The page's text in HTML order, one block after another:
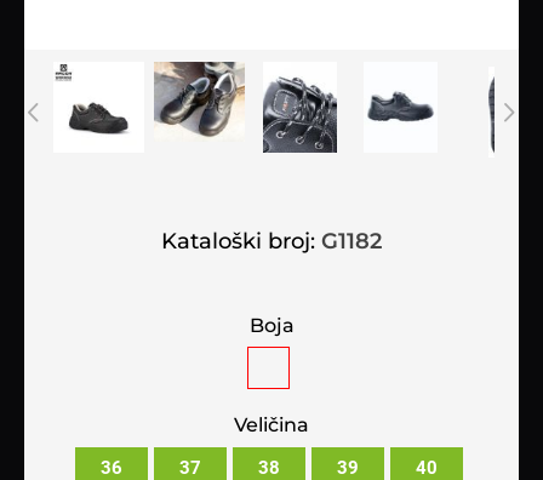
Kataloški broj: G1182
Boja
Veličina
36 37 38 39 40